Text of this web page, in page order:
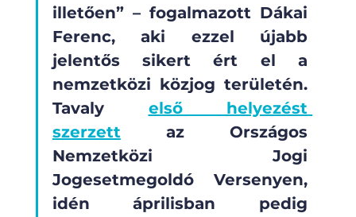
illetően” – fogalmazott Dákai
Ferenc, aki ezzel újabb
jelentős sikert ért el a
nemzetközi közjog területén.
Tavaly első helyezést
szerzett az Országos
Nemzetközi Jogi
Jogesetmegoldó Versenyen,
idén áprilisban pedig